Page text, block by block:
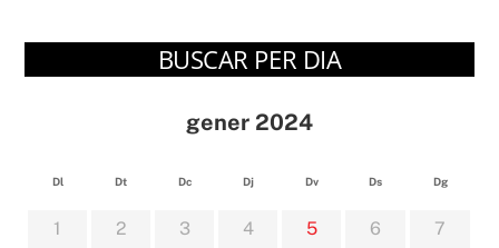
BUSCAR PER DIA
gener 2024
Dl Dt Dc Dj Dv Ds Dg
1 2 3 4 5 6 7